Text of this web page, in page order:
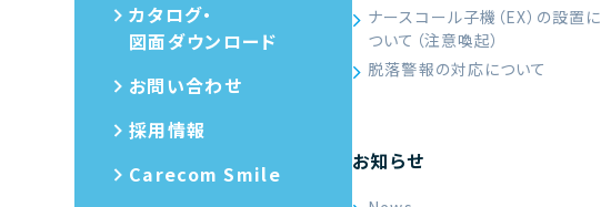
カタログ・
図面ダウンロード
お問い合わせ
採用情報
Carecom Smile
ナースコール子機（EX）の設置に
ついて（注意喚起）
脱落警報の対応について
お知らせ